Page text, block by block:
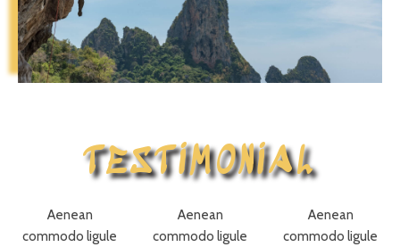
Read More
TESTIMONIAL
Aenean
commodo ligule
Aenean
commodo ligule
Aenean
commodo ligule